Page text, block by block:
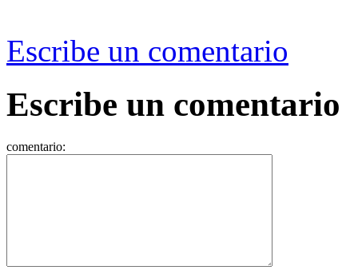
Escribe un comentario
Escribe un comentario
comentario: